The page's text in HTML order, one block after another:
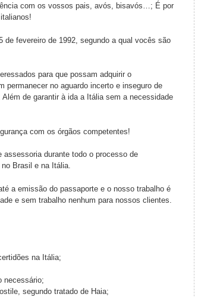
com os vossos pais, avós, bisavós…; É por
de fevereiro de 1992, segundo a qual vocês são
para que possam adquirir o
permanecer no aguardo incerto e inseguro de
de garantir à ida a Itália sem a necessidade
com os órgãos competentes!
durante todo o processo de
Brasil e na Itália.
a emissão do passaporte e o nosso trabalho é
e sem trabalho nenhum para nossos clientes.
na Itália;
necessário;
segundo tratado de Haia;